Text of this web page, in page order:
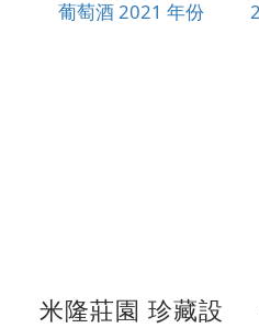
米隆莊園 珍藏設